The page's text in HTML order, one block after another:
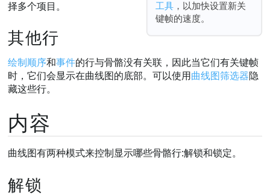
工具 ，以加快设置新关
键帧的速度。
择多个项目。
其他行
绘制顺序和事件的行与骨骼没有关联，因此当它们有关键帧
时，它们会显示在曲线图的底部。可以使用 曲线图筛选器隐
藏这些行。
内容
曲线图有两种模式来控制显示哪些骨骼行:解锁和锁定。
解锁